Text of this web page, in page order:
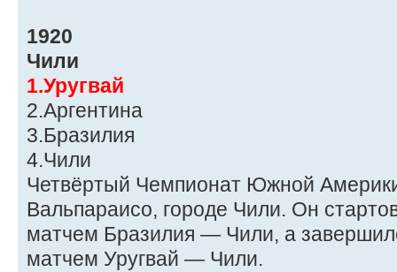
1920
Чили
1.Уругвай
2.Аргентина
3.Бразилия
4.Чили
Четвёртый Чемпионат Южной
Вальпараисо, городе Чили. Он
матчем Бразилия — Чили, а
матчем Уругвай — Чили.